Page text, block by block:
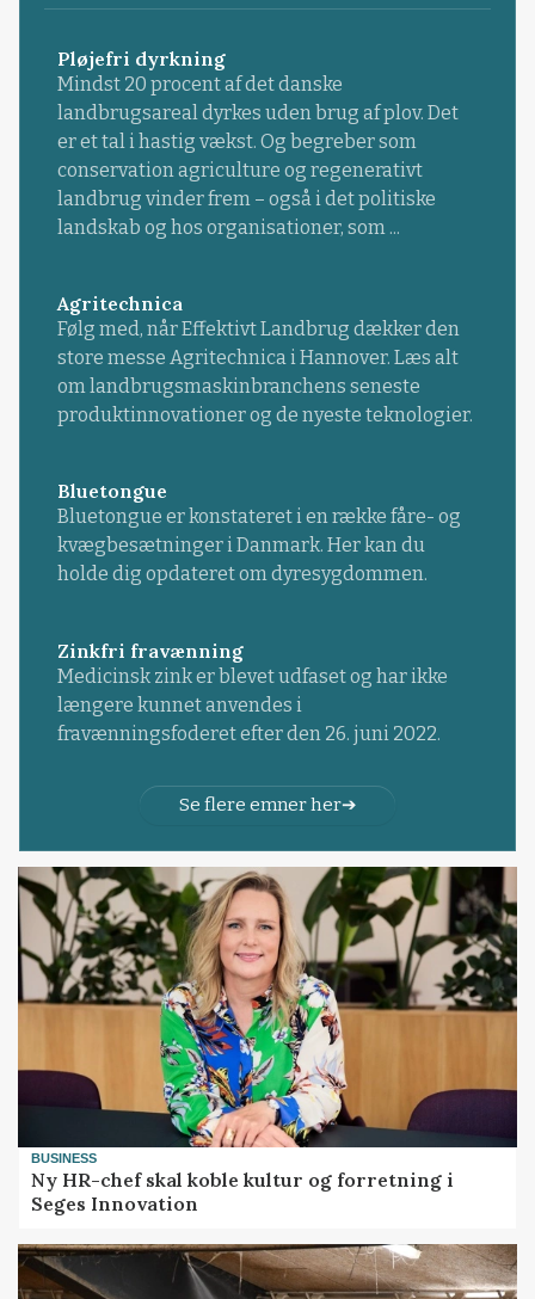
Pløjefri dyrkning
Mindst 20 procent af det danske
landbrugsareal dyrkes uden brug af plov. Det
er et tal i hastig vækst. Og begreber som
conservation agriculture og regenerativt
landbrug vinder frem – også i det politiske
landskab og hos organisationer, som ...
Agritechnica
Følg med, når Effektivt Landbrug dækker den
store messe Agritechnica i Hannover. Læs alt
om landbrugsmaskinbranchens seneste
produktinnovationer og de nyeste teknologier.
Bluetongue
Bluetongue er konstateret i en række fåre- og
kvægbesætninger i Danmark. Her kan du
holde dig opdateret om dyresygdommen.
Zinkfri fravænning
Medicinsk zink er blevet udfaset og har ikke
længere kunnet anvendes i
fravænningsfoderet efter den 26. juni 2022.
Se flere emner her
BUSINESS
Ny HR-chef skal koble kultur og forretning i
Seges Innovation